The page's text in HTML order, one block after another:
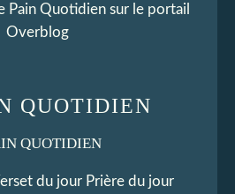
QUOTIDIEN
du jour Prière du jour
Pain Quotidiensur le portail
Overblog